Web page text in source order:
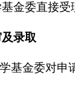
基金委直接
录取
基金委对申